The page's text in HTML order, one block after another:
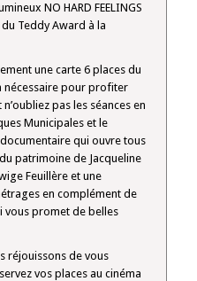
NO HARD FEELINGS
Teddy Award à la
une carte 6 places du
nécessaire pour profiter
pas les séances en
Municipales et le
documentaire qui ouvre tous
patrimoine de Jacqueline
Feuillère et une
en complément de
vous promet de belles
réjouissons de vous
vos places au cinéma